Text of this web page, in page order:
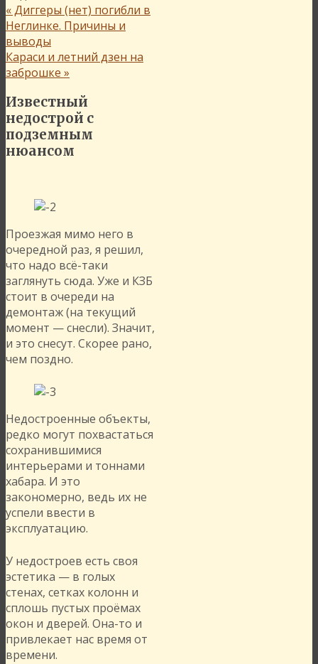
«Диггеры (нет) погибли в
Неглинке. Причины и
выводы
Караси и летний дзен на
заброшке »
Известный
недострой с
подземным
нюансом
Проезжая мимо него в
очередной раз, я решил,
что надо всё-таки
заглянуть сюда. Уже и КЗБ
стоит в очереди на
демонтаж (на текущий
момент — снесли). Значит,
и это снесут. Скорее рано,
чем поздно.
Недостроенные объекты,
редко могут похвастаться
сохранившимися
интерьерами и тоннами
хабара. И это
закономерно, ведь их не
успели ввести в
эксплуатацию.
У недостроев есть своя
эстетика — в голых
стенах, сетках колонн и
сплошь пустых проёмах
окон и дверей. Она-то и
привлекает нас время от
времени.